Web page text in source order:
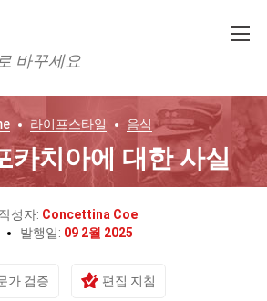
바꾸세요
라이프스타일 음식
카치아에 대한 사실
작성자: Concettina Coe
발행일: 09 2월 2025
가 검증 편집 지침